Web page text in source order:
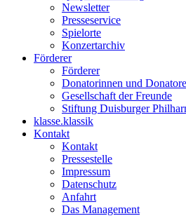
Newsletter
Presseservice
Spielorte
Konzertarchiv
Förderer
Förderer
Donatorinnen und
Gesellschaft der Freunde
Stiftung Duisburger
klasse.klassik
Kontakt
Kontakt
Pressestelle
Impressum
Datenschutz
Anfahrt
Das Management